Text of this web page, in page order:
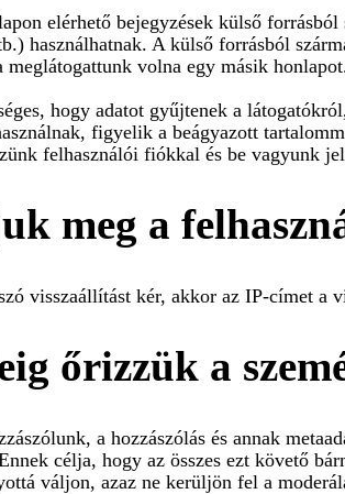
elérhető bejegyzések külső
használhatnak. A külső forrásból
volna egy másik
hogy adatot gyűjtenek a
figyelik a beágyazott
felhasználói fiókkal és be vagyunk
meg a
visszaállítást kér, akkor az IP-címet a
őrizzük a
a hozzászólás és annak
célja, hogy az összes ezt követő
váljon, azaz ne kerüljön fel a